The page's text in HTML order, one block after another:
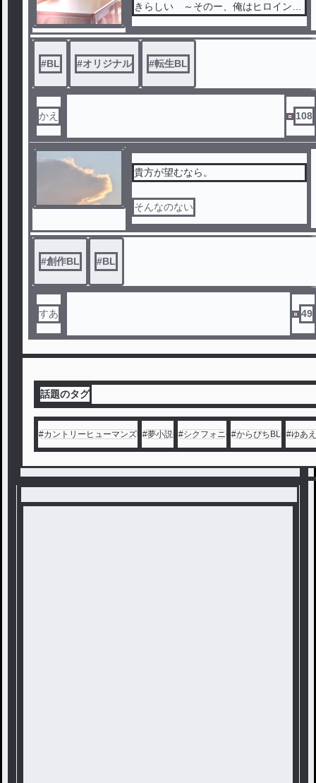
きらしい ～そのー、俺はヒロインと
#BL #オリジナル #転生BL
かえ 108
貴方が望むなら。
そんなのない
#創作BL #BL
すあ 49
話題のタグ
#カントリーヒューマンズ #夢小説 #シクフォニ #からぴちBL #ゆあ